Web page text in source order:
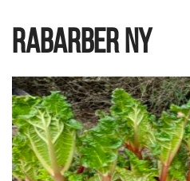
RABARBER NY